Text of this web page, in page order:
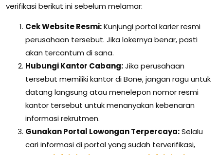
verifikasi berikut ini sebelum melamar:
Cek Website Resmi:Kunjungi portal karier resmi
perusahaan tersebut. Jika lokernya benar, pasti
akan tercantum di sana.
Hubungi Kantor Cabang:Jika perusahaan
tersebut memiliki kantor di Bone, jangan ragu untuk
datang langsung atau menelepon nomor resmi
kantor tersebut untuk menanyakan kebenaran
informasi rekrutmen.
Gunakan Portal Lowongan Terpercaya:Selalu
cari informasi di portal yang sudah terverifikasi,